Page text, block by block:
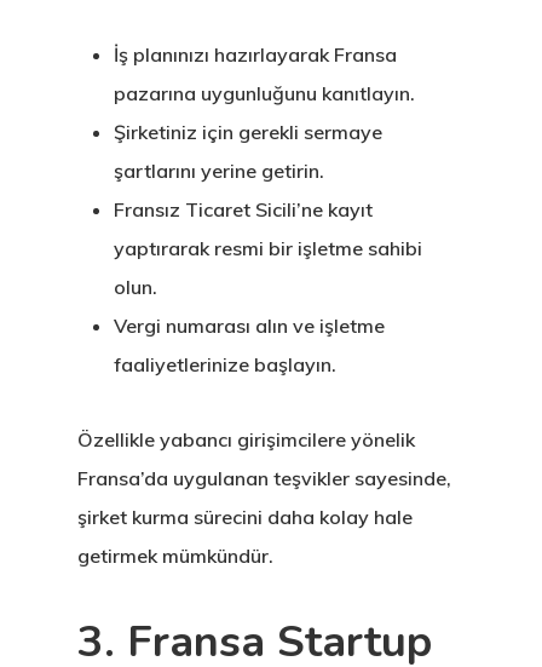
İş planınızı hazırlayarak Fransa
pazarına uygunluğunu kanıtlayın.
Şirketiniz için gerekli sermaye
şartlarını yerine getirin.
Fransız Ticaret Sicili’ne kayıt
yaptırarak resmi bir işletme sahibi
olun.
Vergi numarası alın ve işletme
faaliyetlerinize başlayın.
Özellikle yabancı girişimcilere yönelik
Fransa’da uygulanan teşvikler sayesinde,
şirket kurma sürecini daha kolay hale
getirmek mümkündür.
3. Fransa Startup